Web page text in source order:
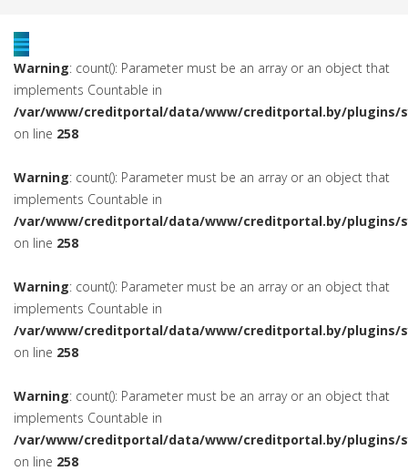
Warning: count(): Parameter must be an array or an object that
implements Countable in
/var/www/creditportal/data/www/creditportal.by/plugins/
on line 258
Warning: count(): Parameter must be an array or an object that
implements Countable in
/var/www/creditportal/data/www/creditportal.by/plugins/
on line 258
Warning: count(): Parameter must be an array or an object that
implements Countable in
/var/www/creditportal/data/www/creditportal.by/plugins/
on line 258
Warning: count(): Parameter must be an array or an object that
implements Countable in
/var/www/creditportal/data/www/creditportal.by/plugins/
on line 258